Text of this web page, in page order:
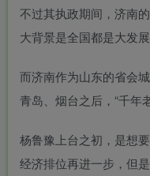
不过其执政期间，济南
大背景是全国都是大发展
而济南作为山东的省会
青岛、烟台之后，“千年
杨鲁豫上台之初，是想
经济排位再进一步，但是